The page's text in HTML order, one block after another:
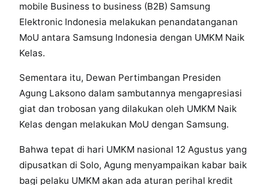
mobile Business to business (B2B) Samsung
Elektronic Indonesia melakukan penandatanganan
MoU antara Samsung Indonesia dengan UMKM Naik
Kelas.
Sementara itu, Dewan Pertimbangan Presiden
Agung Laksono dalam sambutannya mengapresiasi
giat dan trobosan yang dilakukan oleh UMKM Naik
Kelas dengan melakukan MoU dengan Samsung.
Bahwa tepat di hari UMKM nasional 12 Agustus yang
dipusatkan di Solo, Agung menyampaikan kabar baik
bagi pelaku UMKM akan ada aturan perihal kredit